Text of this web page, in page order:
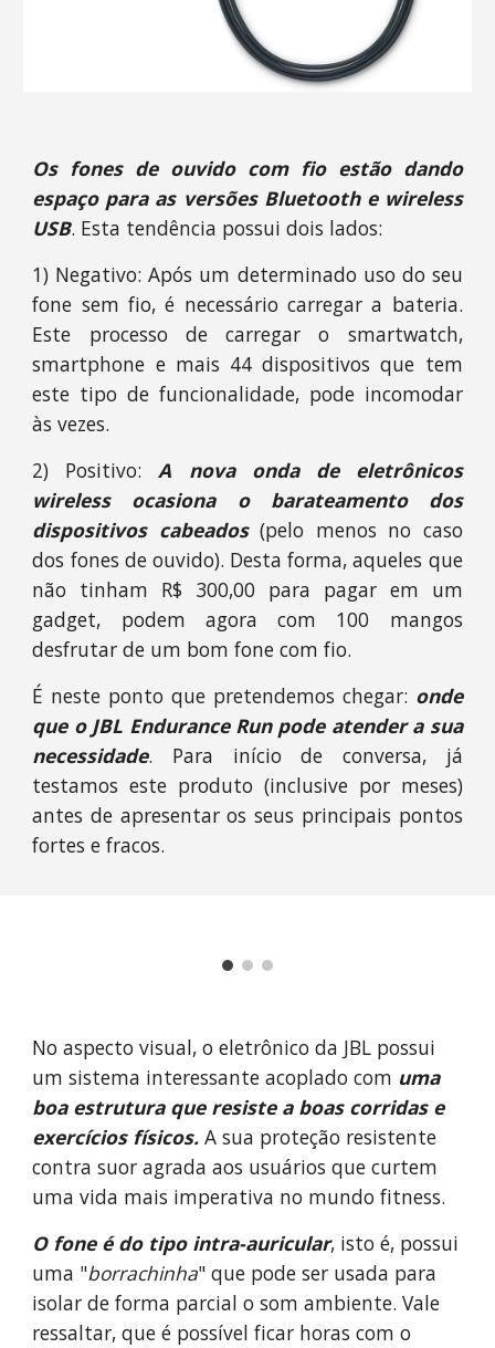
Os fones de ouvido com fio estão dando
espaço para as versões Bluetooth e wireless
USB. Esta tendência possui dois lados:
1) Negativo: Após um determinado uso do seu
fone sem fio, é necessário carregar a bateria.
Este processo de carregar o smartwatch,
smartphone e mais 44 dispositivos que tem
este tipo de funcionalidade, pode incomodar
às vezes.
2) Positivo:A nova onda de eletrônicos
wireless ocasiona o barateamento dos
dispositivos cabeados(pelo menos no caso
dos fones de ouvido). Desta forma, aqueles que
não tinham R$ 300,00 para pagar em um
gadget, podem agora com 100 mangos
desfrutar de um bom fone com fio.
É neste ponto que pretendemos chegar: onde
que o JBL Endurance Run pode atender a sua
necessidade. Para início de conversa, já
testamos este produto (inclusive por meses)
antes de apresentar os seus principais pontos
fortes e fracos.
No aspecto visual, o eletrônico da JBL possui
um sistema interessante acoplado com uma
boa estrutura que resiste a boas corridas e
exercícios físicos. A sua proteção resistente
contra suor agrada aos usuários que curtem
uma vida mais imperativa no mundo fitness.
O fone é do tipo intra-auricular, isto é, possui
uma "borrachinha" que pode ser usada para
isolar de forma parcial o som ambiente. Vale
ressaltar, que é possível ficar horas com o